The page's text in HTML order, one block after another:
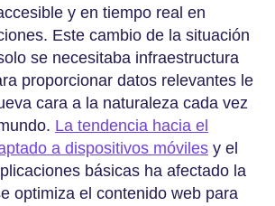
y en tiempo real en
Este cambio de la situación
se necesitaba infraestructura
proporcionar datos relevantes le
cara a la naturaleza cada vez
La tendencia hacia el
a dispositivos móviles y el
básicas ha afectado la
optimiza el contenido web para